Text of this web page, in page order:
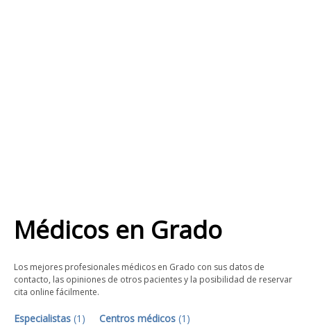
Médicos en Grado
Los mejores profesionales médicos en Grado con sus datos de
contacto, las opiniones de otros pacientes y la posibilidad de reservar
cita online fácilmente.
Especialistas (1 ) Centros médicos (1 )